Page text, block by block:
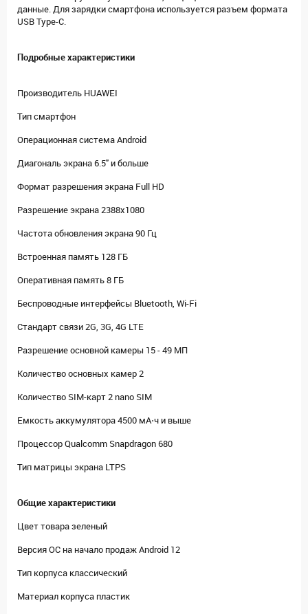
данные. Для зарядки смартфона используется разъем формата
USB Type-C.
Подробные характеристики
Производитель HUAWEI
Тип смартфон
Операционная система Android
Диагональ экрана 6.5" и больше
Формат разрешения экрана Full HD
Разрешение экрана 2388x1080
Частота обновления экрана 90 Гц
Встроенная память 128 ГБ
Оперативная память 8 ГБ
Беспроводные интерфейсы Bluetooth, Wi-Fi
Стандарт связи 2G, 3G, 4G LTE
Разрешение основной камеры 15 - 49 МП
Количество основных камер 2
Количество SIM-карт 2 nano SIM
Емкость аккумулятора 4500 мА⋅ч и выше
Процессор Qualcomm Snapdragon 680
Тип матрицы экрана LTPS
Общие характеристики
Цвет товара зеленый
Версия ОС на начало продаж Android 12
Тип корпуса классический
Материал корпуса пластик